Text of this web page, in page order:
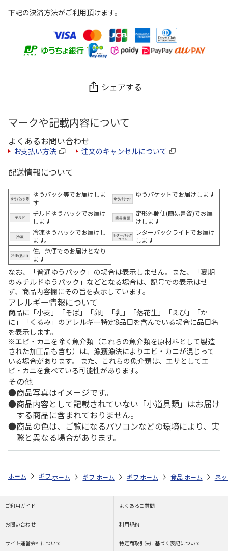
下記の決済方法がご利用頂けます。
シェアする
マークや記載内容について
よくあるお問い合わせ
お支払い方法 注文のキャンセルについて
配送情報について
ゆうパック等でお届けしま
す
ゆうパケットでお届けします
チルドゆうパックでお届け
します
定形外郵便(簡易書留)でお届
けします
冷凍ゆうパックでお届けし
ます。
レターパックライトでお届け
します
佐川急便でのお届けとなり
ます
なお、「普通ゆうパック」の場合は表示しません。また、「夏期
のみチルドゆうパック」などとなる場合は、記号での表示はせ
ず、商品内容欄にその旨を表示しています。
アレルギー情報について
商品に「小麦」「そば」「卵」「乳」「落花生」「えび」「か
に」「くるみ」のアレルギー特定8品目を含んでいる場合に品目名
を表示します。
※エビ・カニを除く魚介類（これらの魚介類を原材料として製造
された加工品も含む）は、漁獲漁法によりエビ・カニが混じって
いる場合があります。 また、これらの魚介類は、エサとしてエ
ビ・カニを食べている可能性があります。
その他
商品写真はイメージです。
商品内容として記載されていない「小道具類」はお届け
する商品に含まれておりません。
商品の色は、ご覧になるパソコンなどの環境により、実
際と異なる場合があります。
ホーム ギフトストア お年賀ギフト特集 全商品一覧 5,000円～
ホーム ギフトストア お年賀ギフト特集 全商品一覧
ホーム ギフトストア お年賀ギフト特集
ホーム 食品・グルメストア
ホーム ネ
ご利用ガイド よくあるご質問
お問い合わせ 利用規約
サイト運営会社について 特定商取引法に基づく表記について